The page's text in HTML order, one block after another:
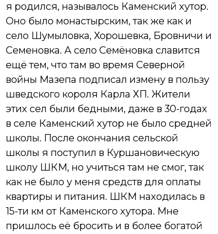
я родился, называлось Каменский хутор.
Оно было монастырским, так же как и
село Шумыловка, Хорошевка, Бровничи и
Семеновка. А село Семёновка славится
ещё тем, что там во время Северной
войны Мазепа подписал измену в пользу
шведского короля Карла ХП. Жители
этих сел были бедными, даже в 30-годах
в селе Каменский хутор не было средней
школы. После окончания сельской
школы я поступил в Куршановическую
школу ШКМ, но учиться там не смог, так
как не было у меня средств для оплаты
квартиры и питания. ШКМ находилась в
15-ти км от Каменского хутора. Мне
пришлось её бросить и в более богатой